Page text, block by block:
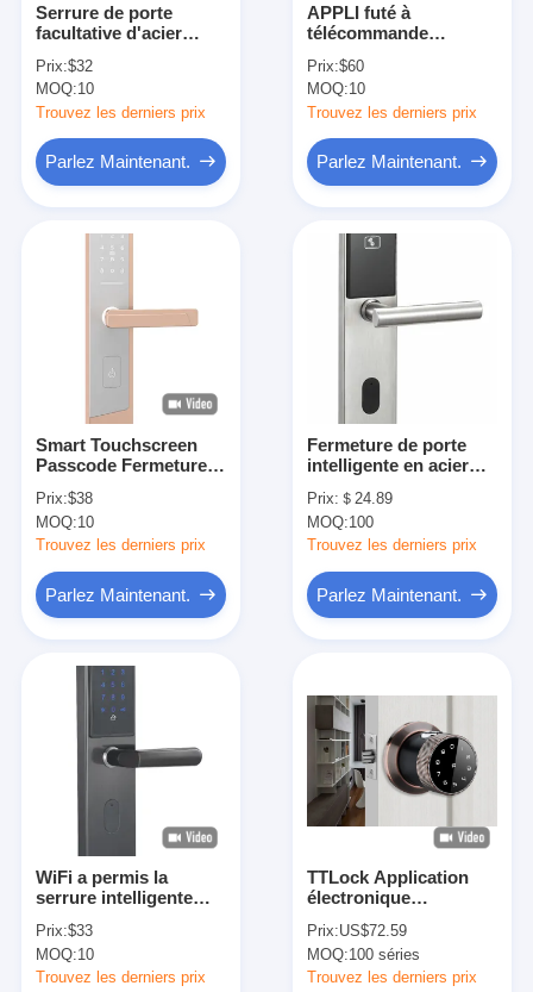
À la maison
Produits
Vidéos
visite de l'usine
Contrôle de la qualité
Nouvelles
Les affaires
Serrure de porte de mortaise
Fermeture de porte en acier inoxydable
handlesets de porte d'entrée
Serrure de porte
facultative d'acier
de mortaise anti-vol
aucun Limet de l'EKey
Prix:$32
MOQ:10
Trouvez les derniers prix
Parlez Maintenant.
APPLI futé à
télécommande
Smartphone de
serrure de porte et
contrôle de voix
Prix:$60
MOQ:10
Trouvez les derniers prix
Parlez Maintenant.
Smart Touchscreen
Passcode Fermeture
administrateur et
jusqu'à 100
utilisateurs
Prix:$38
MOQ:10
Trouvez les derniers prix
Parlez Maintenant.
Fermeture de porte
intelligente en acier
mm avec clé
mécanique
Prix: ＄24.89
MOQ:100
Trouvez les derniers prix
Parlez Maintenant.
WiFi a permis la
serrure intelligente
obtiennent cette
fonction par
l'intermédiaire du
Prix:$33
MOQ:10
Trouvez les derniers prix
TTLock Application
électronique
Bluetooth Cylindre de
verrouillage
contrôlé,Cylindre de
Prix:US$72.59
MOQ:100 séries
Trouvez les derniers prix